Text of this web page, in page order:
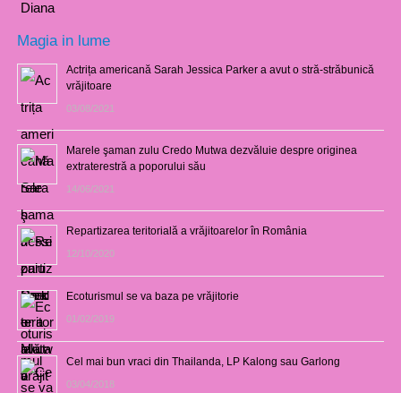
Magia in lume
Actrița americană Sarah Jessica Parker a avut o stră-străbunică
vrăjitoare
03/08/2021
Marele şaman zulu Credo Mutwa dezvăluie despre originea
extraterestră a poporului său
14/06/2021
Repartizarea teritorială a vrăjitoarelor în România
12/10/2020
Ecoturismul se va baza pe vrăjitorie
01/02/2019
Cel mai bun vraci din Thailanda, LP Kalong sau Garlong
03/04/2018